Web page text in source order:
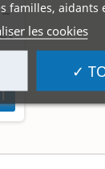
familles, aidants
les cookies
✓